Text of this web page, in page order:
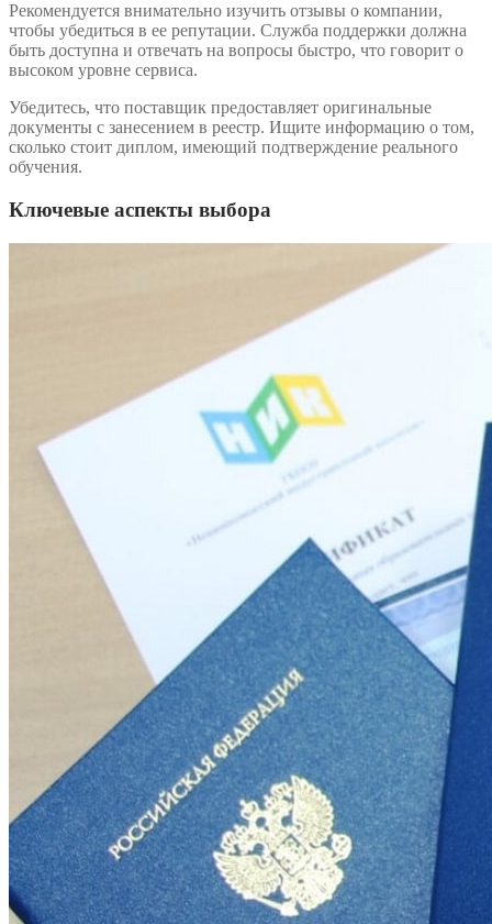
Рекомендуется внимательно изучить отзывы о компании,
чтобы убедиться в ее репутации. Служба поддержки должна
быть доступна и отвечать на вопросы быстро, что говорит о
высоком уровне сервиса.
Убедитесь, что поставщик предоставляет оригинальные
документы с занесением в реестр. Ищите информацию о том,
сколько стоит диплом, имеющий подтверждение реального
обучения.
Ключевые аспекты выбора